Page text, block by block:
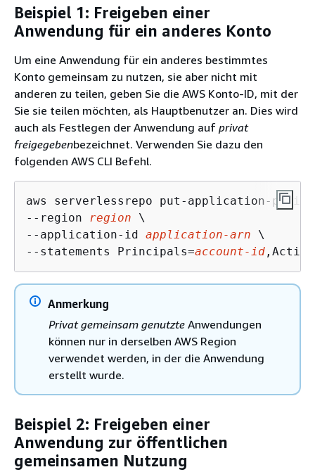
Beispiel 1: Freigeben einer
Anwendung für ein anderes Konto
Um eine Anwendung für ein anderes bestimmtes
Konto gemeinsam zu nutzen, sie aber nicht mit
anderen zu teilen, geben Sie die AWS Konto-ID, mit der
Sie sie teilen möchten, als Hauptbenutzer an. Dies wird
auch als Festlegen der Anwendung auf privat
freigegebenbezeichnet. Verwenden Sie dazu den
folgenden AWS CLI Befehl.
aws serverlessrepo put-application-
--region region \
--application-id application-arn \
--statements Principals=account-id
Anmerkung
Privat gemeinsam genutzte Anwendungen
können nur in derselben AWS Region
verwendet werden, in der die Anwendung
erstellt wurde.
Beispiel 2: Freigeben einer
Anwendung zur öffentlichen
gemeinsamen Nutzung